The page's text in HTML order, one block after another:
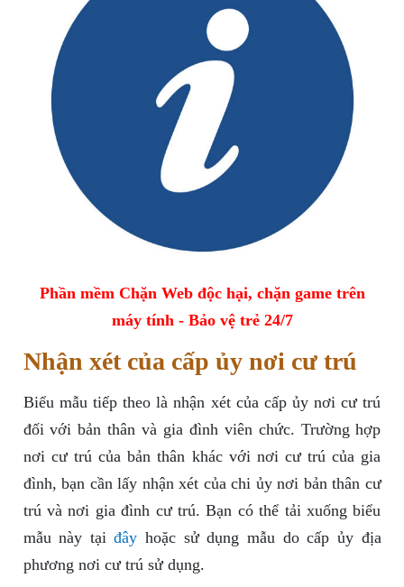
Phần mềm Chặn Web độc hại, chặn game trên
máy tính - Bảo vệ trẻ 24/7
Nhận xét của cấp ủy nơi cư trú
Biểu mẫu tiếp theo là nhận xét của cấp ủy nơi cư trú
đối với bản thân và gia đình viên chức. Trường hợp
nơi cư trú của bản thân khác với nơi cư trú của gia
đình, bạn cần lấy nhận xét của chi ủy nơi bản thân cư
trú và nơi gia đình cư trú. Bạn có thể tải xuống biểu
mẫu này tạiđây hoặc sử dụng mẫu do cấp ủy địa
phương nơi cư trú sử dụng.